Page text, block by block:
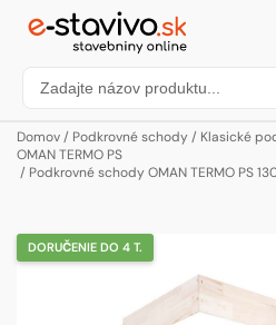
Domov/ Podkrovné schody/ Klasické
OMAN TERMO PS
/ Podkrovné schody OMAN TERMO PS
DORUČENIE DO 4 T.